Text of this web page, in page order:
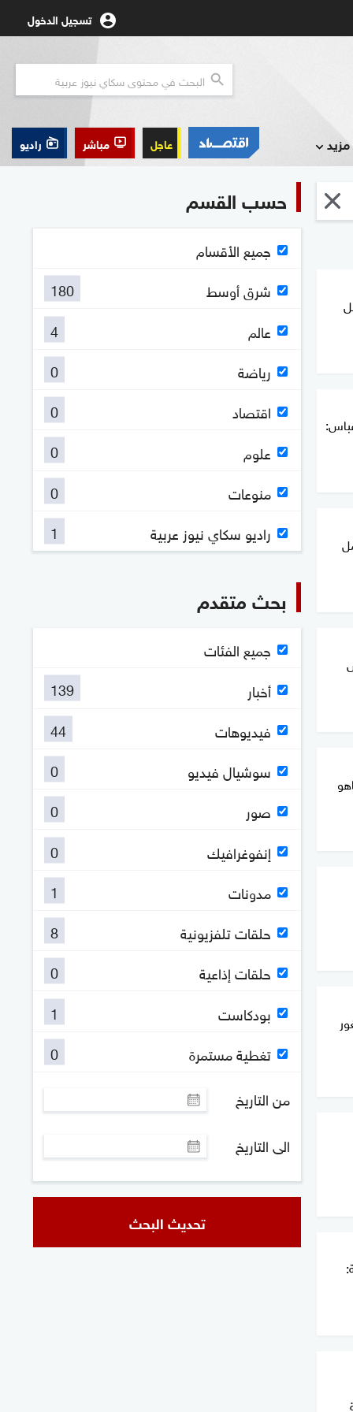
تسجيل الدخول
مزيد عاجل مباشر راديو
حسب القسم
جميع الأقسام
شرق أوسط
180
عالم
4
رياضة
0
اقتصاد
0
علوم
0
منوعات
0
راديو سكاي نيوز عربية
1
بحث متقدم
جميع الفئات
أخبار
139
فيديوهات
44
سوشيال فيديو
0
صور
0
إنفوغرافيك
0
مدونات
1
حلقات تلفزيونية
8
حلقات إذاعية
0
بودكاست
1
تغطية مستمرة
0
من التاريخ
الى التاريخ
تحديث البحث